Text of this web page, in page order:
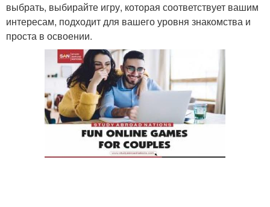
выбрать, выбирайте игру, которая соответствует вашим
интересам, подходит для вашего уровня знакомства и
проста в освоении.